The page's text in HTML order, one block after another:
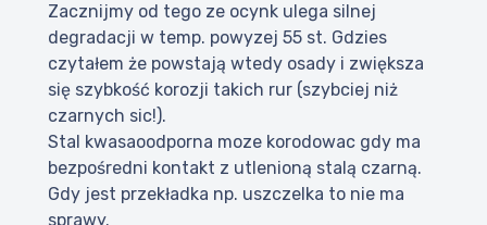
Zacznijmy od tego ze ocynk ulega silnej
degradacji w temp. powyzej 55 st. Gdzies
czytałem że powstają wtedy osady i zwiększa
się szybkość korozji takich rur (szybciej niż
czarnych sic!).
Stal kwasaoodporna moze korodowac gdy ma
bezpośredni kontakt z utlenioną stalą czarną.
Gdy jest przekładka np. uszczelka to nie ma
sprawy.